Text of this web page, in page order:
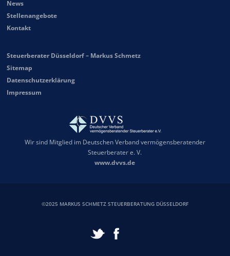
News
Stellenangebote
Kontakt
Steuerberater Düsseldorf – Markus Schmetz
Sitemap
Datenschutzerklärung
Impressum
Wir sind Mitglied im Deutschen Verband vermögensberatender
Steuerberater e. V.
www.dvvs.de
©2025 MARKUS SCHMETZ STEUERBERATUNG DÜSSELDORF